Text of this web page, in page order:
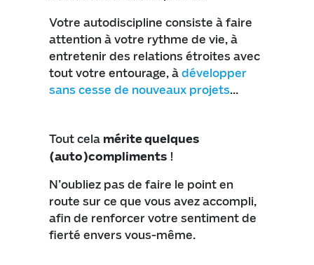
Votre autodiscipline consiste à faire
attention à votre rythme de vie, à
entretenir des relations étroites avec
tout votre entourage, àdévelopper
sans cesse de nouveaux projets…
Tout cela mérite quelques
(auto)compliments !
N’oubliez pas de faire le point en
route sur ce que vous avez accompli,
afin de renforcer votre sentiment de
fierté envers vous-même.